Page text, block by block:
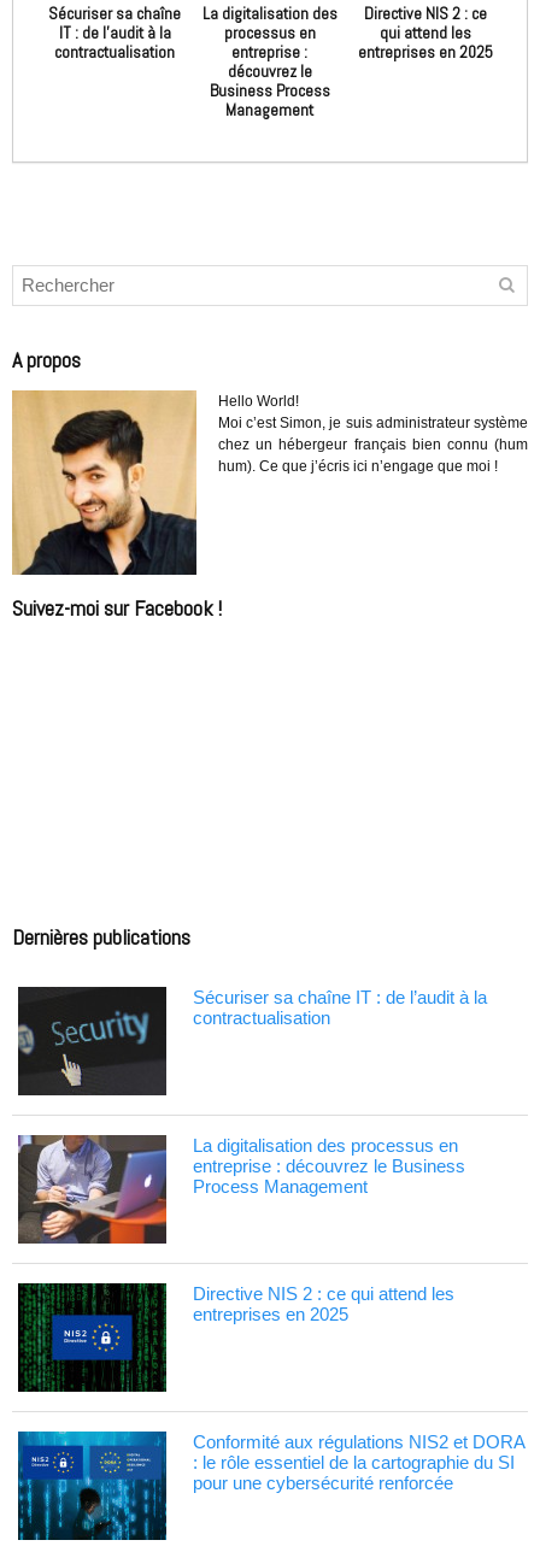
Sécuriser sa chaîne
IT : de l’audit à la
contractualisation
La digitalisation des
processus en
entreprise :
découvrez le
Business Process
Management
Directive NIS 2 : ce
qui attend les
entreprises en 2025
A propos
Hello World!
Moi c’est Simon, je suis administrateur système
chez un hébergeur français bien connu (hum
hum). Ce que j’écris ici n’engage que moi !
Suivez-moi sur Facebook !
Dernières publications
Sécuriser sa chaîne IT : de l’audit à la
contractualisation
La digitalisation des processus en
entreprise : découvrez le Business
Process Management
Directive NIS 2 : ce qui attend les
entreprises en 2025
Conformité aux régulations NIS2 et DORA
: le rôle essentiel de la cartographie du SI
pour une cybersécurité renforcée